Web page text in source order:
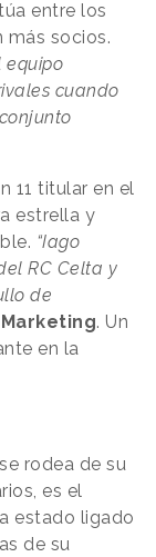
entre los
socios.
equipo
cuando
11 titular en el
estrella y
“Iago
RC Celta y
de
. Un
en la
rodea de su
es el
estado ligado
de su